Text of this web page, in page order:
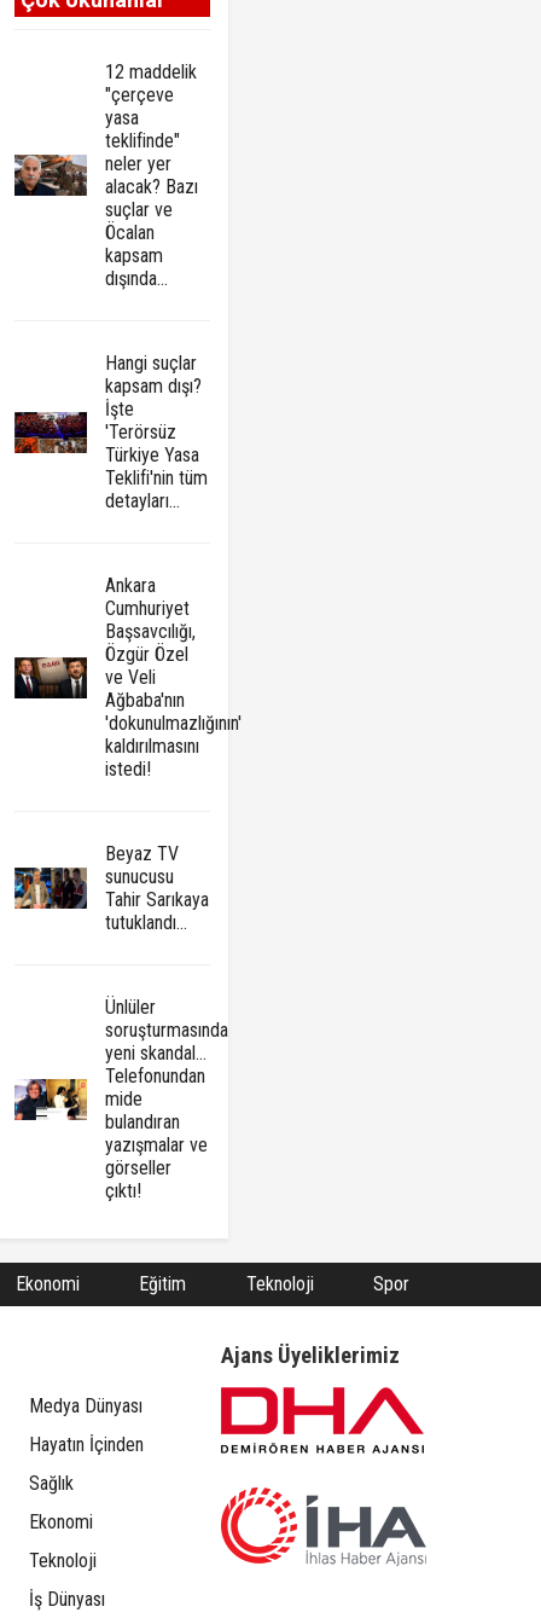
12 maddelik
"çerçeve
yasa
teklifinde"
neler yer
alacak? Bazı
suçlar ve
Öcalan
kapsam
dışında…
Hangi suçlar
kapsam dışı?
İşte
'Terörsüz
Türkiye Yasa
Teklifi'nin tüm
detayları...
Ankara
Cumhuriyet
Başsavcılığı,
Özgür Özel
ve Veli
Ağbaba'nın
'dokunulmazlığının'
kaldırılmasını
istedi!
Beyaz TV
sunucusu
Tahir Sarıkaya
tutuklandı...
Ünlüler
soruşturmasında
yeni skandal...
Telefonundan
mide
bulandıran
yazışmalar ve
görseller
çıktı!
Ekonomi Eğitim Teknoloji Spor
Medya Dünyası
Hayatın İçinden
Sağlık
Ekonomi
Teknoloji
İş Dünyası
Ajans Üyeliklerimiz